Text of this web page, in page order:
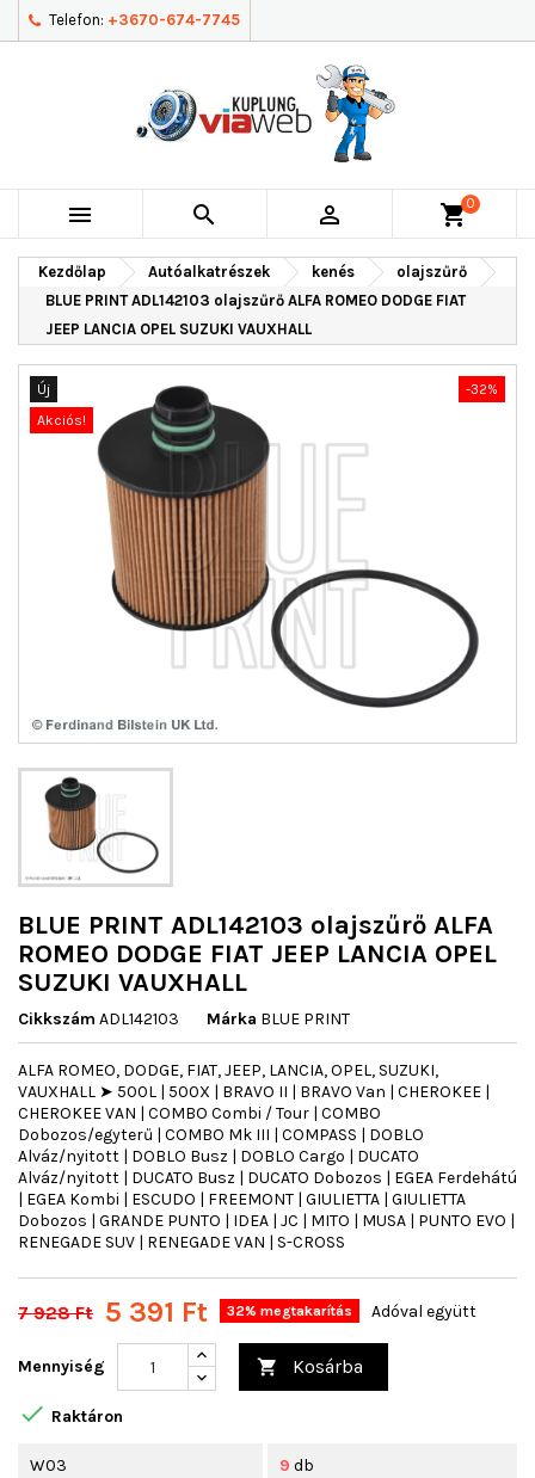
Telefon: +3670-674-7745
   shopping_cart0
Kezdőlap Autóalkatrészek kenés
olajszűrő
BLUE PRINT ADL142103 olajszűrő ALFA ROMEO DODGE FIAT
JEEP LANCIA OPEL SUZUKI VAUXHALL
Új
-32%
Akciós!
BLUE PRINT ADL142103 olajszűrő ALFA
ROMEO DODGE FIAT JEEP LANCIA OPEL
SUZUKI VAUXHALL
Cikkszám ADL142103 Márka BLUE PRINT
ALFA ROMEO, DODGE, FIAT, JEEP, LANCIA, OPEL, SUZUKI,
VAUXHALL ➤ 500L | 500X | BRAVO II | BRAVO Van | CHEROKEE |
CHEROKEE VAN | COMBO Combi / Tour | COMBO
Dobozos/egyterű | COMBO Mk III | COMPASS | DOBLO
Alváz/nyitott | DOBLO Busz | DOBLO Cargo | DUCATO
Alváz/nyitott | DUCATO Busz | DUCATO Dobozos | EGEA Ferdehátú
| EGEA Kombi | ESCUDO | FREEMONT | GIULIETTA | GIULIETTA
Dobozos | GRANDE PUNTO | IDEA | JC | MITO | MUSA | PUNTO EVO |
RENEGADE SUV | RENEGADE VAN | S-CROSS
7 928 Ft 5 391 Ft 32% megtakarítás Adóval együtt
Mennyiség  Kosárba
 Raktáron
W03 9 db